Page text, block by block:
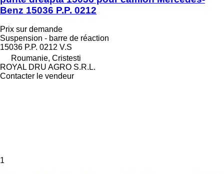
Benz 15036 P.P. 0212
Prix sur demande
Suspension - barre de réaction
15036 P.P. 0212 V.S
Roumanie, Cristesti
ROYAL DRU AGRO S.R.L.
Contacter le vendeur
1